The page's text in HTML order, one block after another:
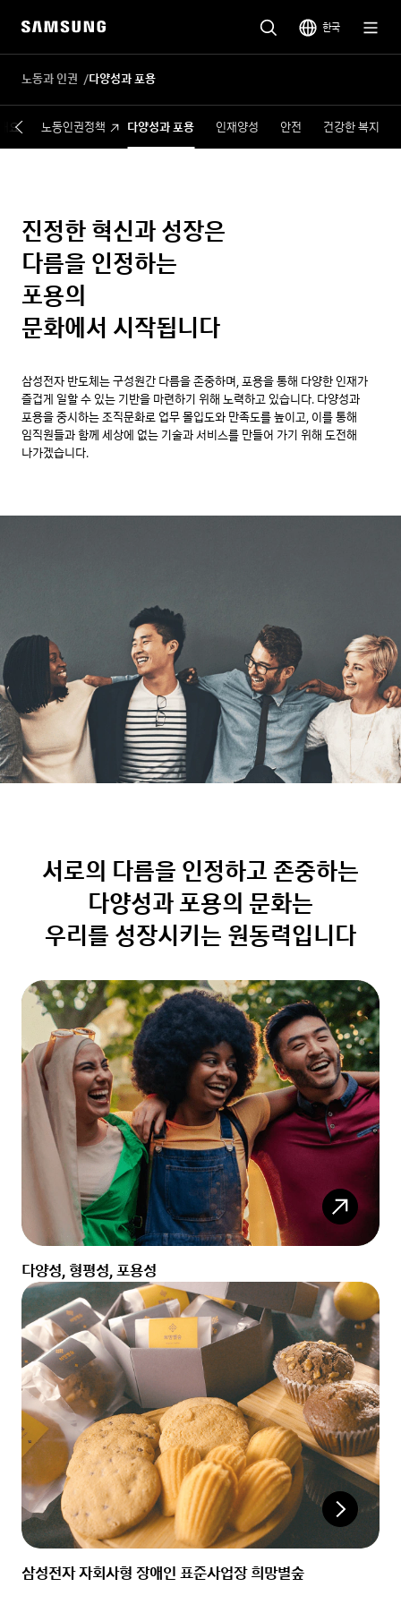
한국
노동과 인권 다양성과 포용
요 노동인권정책 다양성과 포용 인재양성 안전 건강한 복지
진정한 혁신과 성장은
다름을 인정하는
포용의
문화에서 시작됩니다
삼성전자 반도체는 구성원간 다름을 존중하며, 포용을 통해 다양한 인재가
즐겁게 일할 수 있는 기반을 마련하기 위해 노력하고 있습니다. 다양성과
포용을 중시하는 조직문화로 업무 몰입도와 만족도를 높이고, 이를 통해
임직원들과 함께 세상에 없는 기술과 서비스를 만들어 가기 위해 도전해
나가겠습니다.
서로의 다름을 인정하고 존중하는
다양성과 포용의 문화는
우리를 성장시키는 원동력입니다
다양성, 형평성, 포용성
삼성전자 자회사형 장애인 표준사업장 희망별숲